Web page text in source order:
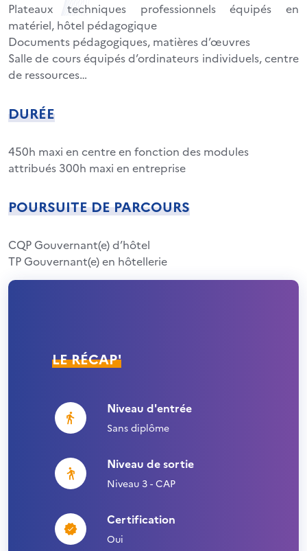
Plateaux techniques professionnels équipés en
matériel, hôtel pédagogique
Documents pédagogiques, matières d’œuvres
Salle de cours équipés d’ordinateurs individuels, centre
de ressources…
DURÉE
450h maxi en centre en fonction des modules
attribués 300h maxi en entreprise
POURSUITE DE PARCOURS
CQP Gouvernant(e) d’hôtel
TP Gouvernant(e) en hôtellerie
LE RÉCAP'
Niveau d'entrée
Sans diplôme
Niveau de sortie
Niveau 3 - CAP
Certification
Oui